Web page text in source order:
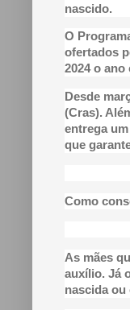
nascido.
O
ofertados
2024 o ano
Desde
(Cras).
entrega
que
Como
As mães
auxílio. Já
nascida ou